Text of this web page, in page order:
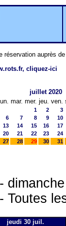
auprès
cliquez-ici
juillet 2020
lun. mar. mer. jeu. ven.
1 2 3
6 7 8 9 10
13 14 15 16 17
20 21 22 23 24
27 28 29 30 31
Toutes
jeudi 30 juil.